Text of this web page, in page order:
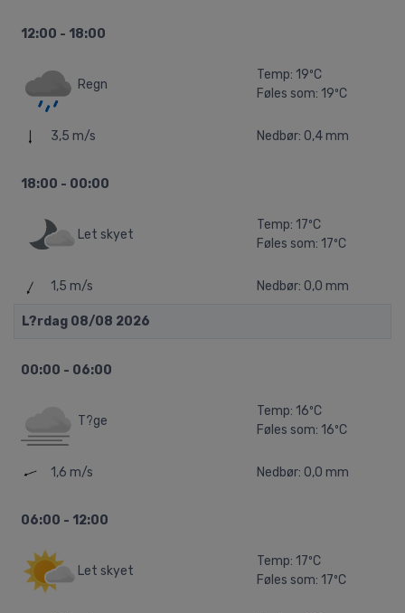
12:00 - 18:00
Regn
Temp: 19ºC
Føles som: 19ºC
3,5 m/s Nedbør: 0,4 mm
18:00 - 00:00
Let skyet
Temp: 17ºC
Føles som: 17ºC
1,5 m/s Nedbør: 0,0 mm
L?rdag 08/08 2026
00:00 - 06:00
T?ge
Temp: 16ºC
Føles som: 16ºC
1,6 m/s Nedbør: 0,0 mm
06:00 - 12:00
Let skyet
Temp: 17ºC
Føles som: 17ºC